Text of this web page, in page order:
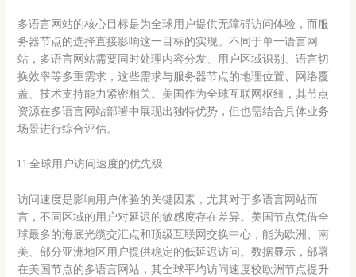
多语言网站的核心目标是为全球用户提供无障碍访问体验，而服
务器节点的选择直接影响这一目标的实现。不同于单一语言网
站，多语言网站需要同时处理内容分发、用户区域识别、语言切
换效率等多重需求，这些需求与服务器节点的地理位置、网络覆
盖、技术支持能力紧密相关。美国作为全球互联网枢纽，其节点
资源在多语言网站部署中展现出独特优势，但也需结合具体业务
场景进行综合评估。
1.1 全球用户访问速度的优先级
访问速度是影响用户体验的关键因素，尤其对于多语言网站而
言，不同区域的用户对延迟的敏感度存在差异。美国节点凭借全
球最多的海底光缆交汇点和顶级互联网交换中心，能为欧洲、南
美、部分亚洲地区用户提供稳定的低延迟访问。数据显示，部署
在美国节点的多语言网站，其全球平均访问速度较欧洲节点提升